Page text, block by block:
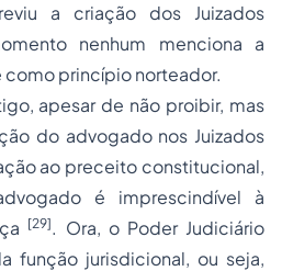
a criação dos Juizados
nenhum menciona a
princípio norteador.
de não proibir, mas
do advogado nos Juizados
ao preceito constitucional,
é imprescindível à
[29]. Ora, o Poder Judiciário
função jurisdicional, ou seja,